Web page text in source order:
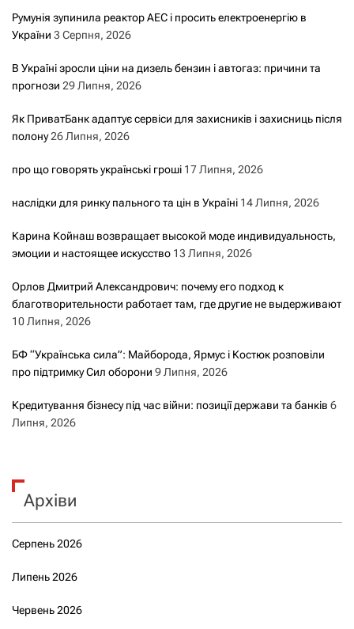
Румунія зупинила реактор АЕС і просить електроенергію в
України 3 Серпня, 2026
В Україні зросли ціни на дизель бензин і автогаз: причини та
прогнози 29 Липня, 2026
Як ПриватБанк адаптує сервіси для захисників і захисниць після
полону26 Липня, 2026
про що говорять українські гроші 17 Липня, 2026
наслідки для ринку пального та цін в Україні 14 Липня, 2026
Карина Койнаш возвращает высокой моде индивидуальность,
эмоции и настоящее искусство 13 Липня, 2026
Орлов Дмитрий Александрович: почему его подход к
благотворительности работает там, где другие не выдерживают
10 Липня, 2026
БФ “Українська сила”: Майборода, Ярмус і Костюк розповіли
про підтримку Сил оборони 9 Липня, 2026
Кредитування бізнесу під час війни: позиції держави та банків 6
Липня, 2026
Архіви
Серпень 2026
Липень 2026
Червень 2026